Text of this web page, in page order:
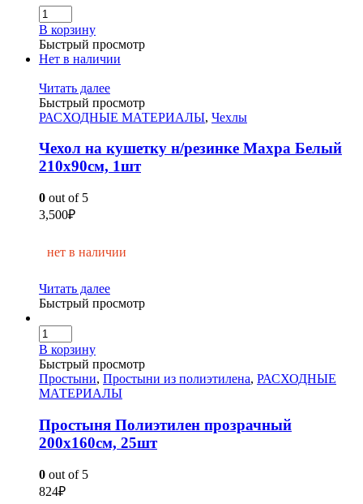
В корзину
Быстрый просмотр
Нет в наличии
Читать далее
Быстрый просмотр
РАСХОДНЫЕ МАТЕРИАЛЫ, Чехлы
Чехол на кушетку н/резинке Махра Белый
210х90см, 1шт
0 out of 5
3,500₽
нет в наличии
Читать далее
Быстрый просмотр
В корзину
Быстрый просмотр
Простыни, Простыни из полиэтилена, РАСХОДНЫЕ
МАТЕРИАЛЫ
Простыня Полиэтилен прозрачный
200х160см, 25шт
0 out of 5
824₽